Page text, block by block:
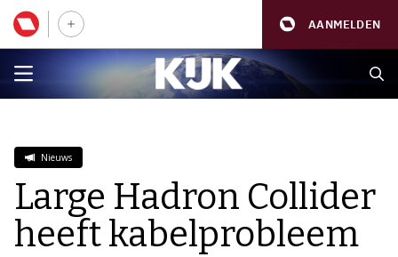
AANMELDEN
Nieuws
Large Hadron Collider
heeft kabelprobleem